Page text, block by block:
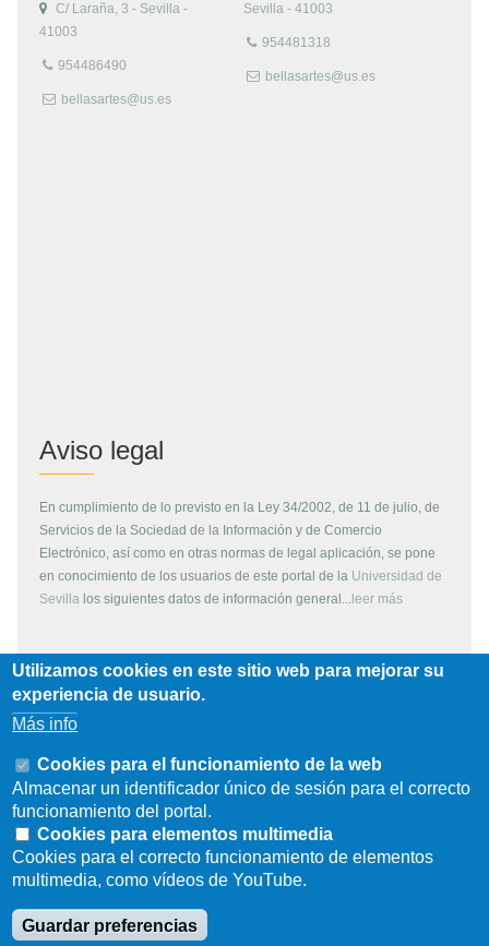
C/ Laraña, 3 - Sevilla -
41003
954486490
bellasartes@us.es
Sevilla - 41003
954481318
bellasartes@us.es
Aviso legal
En cumplimiento de lo previsto en la Ley 34/2002, de 11 de julio, de
Servicios de la Sociedad de la Información y de Comercio
Electrónico, así como en otras normas de legal aplicación, se pone
en conocimiento de los usuarios de este portal de la Universidad de
Sevilla los siguientes datos de información general... leer más
Copyright
Todos los contenidos de este servidor WEB, son propiedad de la
Universidad de Sevilla, si no se indica lo contrario. Pueden ser
reproducidos libremente y para fines no lucrativos por cualquier
persona perteneciente a una institución de carácter educativo o
investigador. Otras instituciones, organismos, empresas, etc. deben
solicitar el permiso escrito de los propietarios del copyright.
Los escudos, logotipos, fotografías y gráficos son propiedad de la
Universidad de Sevilla. Prohibida su reproducción total o parcial por
cualquier medio sin permiso escrito del propietario.
Utilizamos cookies en este sitio web para mejorar su
experiencia de usuario.
Más info
Cookies para el funcionamiento de la web
Almacenar un identificador único de sesión para el correcto
funcionamiento del portal.
Cookies para elementos multimedia
Cookies para el correcto funcionamiento de elementos
multimedia, como vídeos de YouTube.
Guardar preferencias